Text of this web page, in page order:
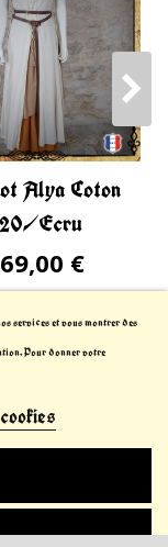
Alya Coton
Ecru
€
All Rights
services et vous montrer des
Pour donner votre